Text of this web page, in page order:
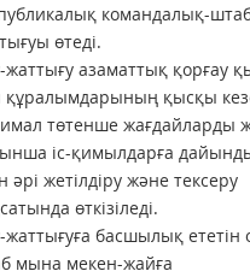
командалық-
өтеді.
жаттығу азаматтық қорғау
құралымдарының қысқы
төтенше жағдайларды
іс-қимылдарға
әрі жетілдіру және тексеру
өткізіледі.
жаттығуға басшылық ететін
мына мекен-жайға